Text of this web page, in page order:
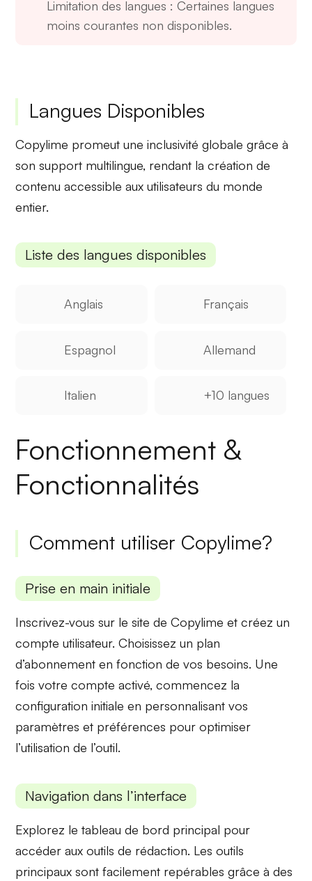
Limitation des langues : Certaines langues
moins courantes non disponibles.
Langues Disponibles
Copylime promeut uneinclusivité globale grâce à
son support multilingue, rendant la création de
contenu accessible aux utilisateurs du monde
entier.
Liste des langues disponibles
Anglais Français
Espagnol Allemand
Italien +10 langues
Fonctionnement &
Fonctionnalités
Comment utiliser Copylime?
Prise en main initiale
Inscrivez-vous sur le site de Copylime et créez un
compte utilisateur. Choisissez un plan
d’abonnement en fonction de vos besoins. Une
fois votre compte activé, commencez la
configuration initiale en personnalisant vos
paramètres et préférences pour optimiser
l’utilisation de l’outil.
Navigation dans l’interface
Explorez le tableau de bord principal pour
accéder aux outils de rédaction. Lesoutils
principaux sont facilement repérables grâce à des